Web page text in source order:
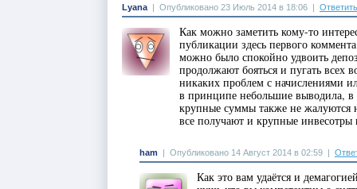
Lyana Опубликовано 23 Июль 2014 в 18:06 Ответить
Как можно заметить кому-то
публикации здесь первого
можно было спокойно удвоить
продолжают бояться и пугать всех
никаких проблем с начислениями
в принципе небольшие выводила, в
крупные суммы также не жалуются
все получают и крупные
ham Опубликовано 14 Август 2014 в 02:59
Как это вам удаётся и